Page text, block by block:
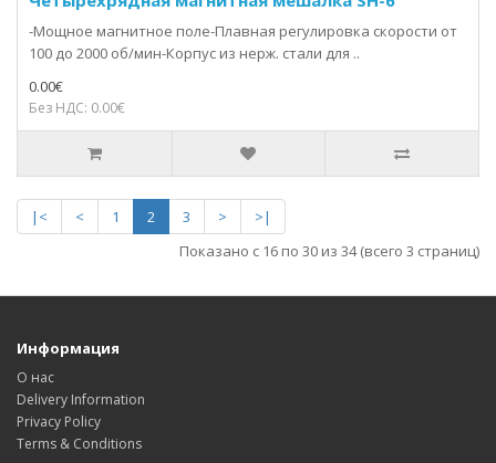
-Мощное магнитное поле-Плавная регулировка скорости от
100 до 2000 об/мин-Корпус из нерж. стали для ..
0.00€
Без НДС: 0.00€
|< < 1 2 3 >
>|
Показано с 16 по 30 из 34 (всего 3 страниц)
Информация
О нас
Delivery Information
Privacy Policy
Terms & Conditions